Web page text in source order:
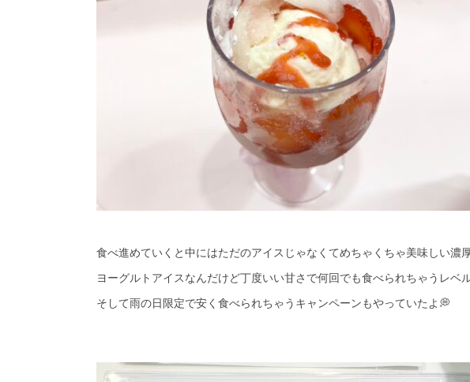
食べ進めていくと中にはただのアイスじゃなくてめちゃくちゃ美味しい濃
ヨーグルトアイスなんだけど丁度いい甘さで何回でも食べられちゃうレベ
そして雨の日限定で安く食べられちゃうキャンペーンもやっていたよ💭